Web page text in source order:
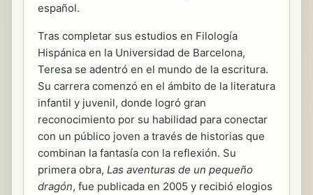
español.
Tras completar sus estudios en Filología
Hispánica en la Universidad de Barcelona,
Teresa se adentró en el mundo de la escritura.
Su carrera comenzó en el ámbito de la literatura
infantil y juvenil, donde logró gran
reconocimiento por su habilidad para conectar
con un público joven a través de historias que
combinan la fantasía con la reflexión. Su
primera obra, Las aventuras de un pequeño
dragón, fue publicada en 2005 y recibió elogios